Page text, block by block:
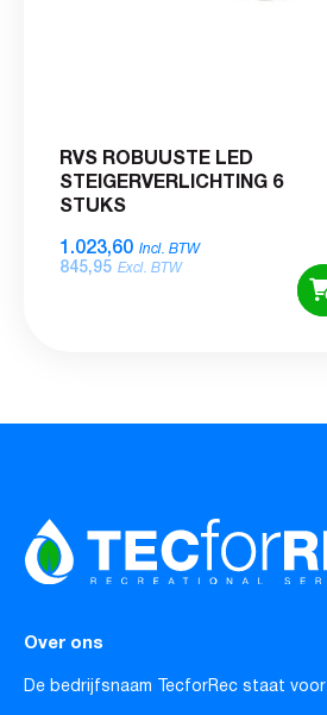
RVS ROBUUSTE LED
STEIGERVERLICHTING 6
STUKS
1.023,60 Incl. BTW
845,95 Excl. BTW
Over ons
De bedrijfsnaam TecforRec staat voor